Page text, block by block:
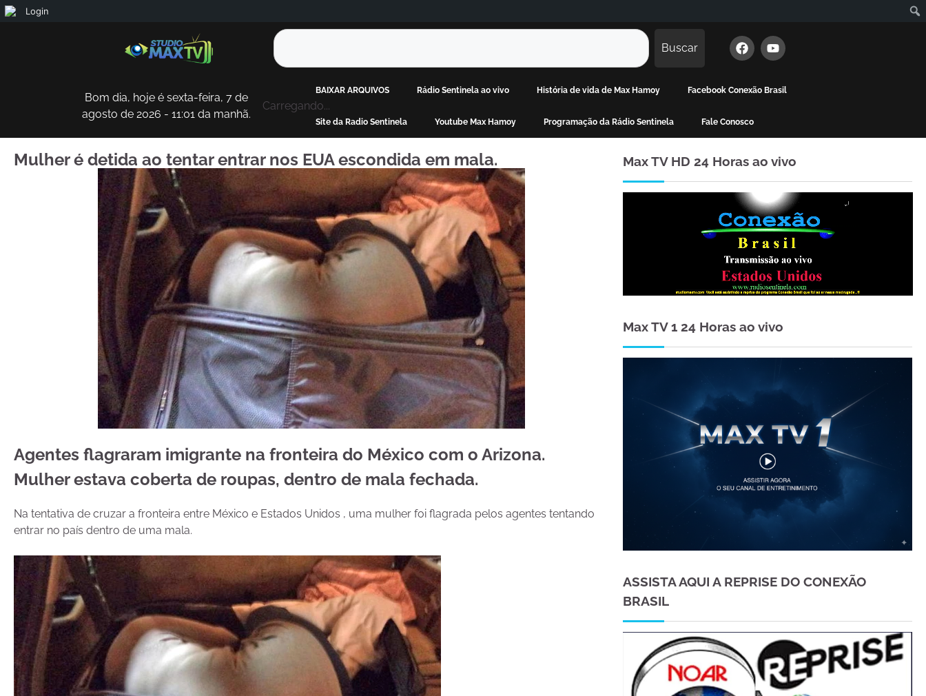
Buscar
Bom dia, hoje é sexta-feira, 7 de
agosto de 2026 - 11:01 da manhã.
Carregando...
BAIXAR ARQUIVOS Rádio Sentinela ao vivo História de vida de Max Hamoy Facebook Conexão Brasil
Site da Radio Sentinela Youtube Max Hamoy Programação da Rádio Sentinela Fale Conosco
Mulher é detida ao tentar entrar nos EUA escondida em mala.
Agentes flagraram imigrante na fronteira do México com o Arizona.
Mulher estava coberta de roupas, dentro de mala fechada.
Na tentativa de cruzar a fronteira entre México e Estados Unidos , uma mulher foi flagrada pelos agentes tentando
entrar no país dentro de uma mala.
Max TV HD 24 Horas ao vivo
Max TV 1 24 Horas ao vivo
ASSISTA AQUI A REPRISE DO CONEXÃO
BRASIL
Login